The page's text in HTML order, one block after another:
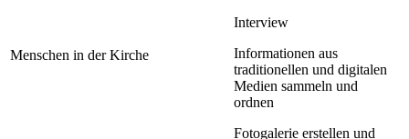
Menschen in der Kirche
Interview
Informationen aus
traditionellen und digitalen
Medien sammeln und
ordnen
Fotogalerie erstellen und